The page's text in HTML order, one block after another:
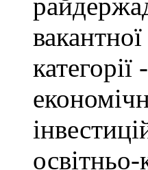
освітньо-